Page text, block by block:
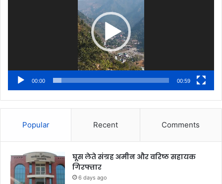
00:00 00:59
Popular Recent Comments
घूस लेते संग्रह अमीन और वरिष्ठ सहायक
गिरफ्तार
6 days ago